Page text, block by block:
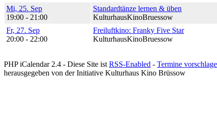
Mi, 25. Sep
19:00 - 21:00
Standardtänze lernen & üben
KulturhausKinoBruessow
Fr, 27. Sep
20:00 - 22:00
Freiluftkino: Franky Five Star
KulturhausKinoBruessow
PHP iCalendar 2.4 - Diese Site ist RSS-Enabled - Termine
herausgegeben von der Initiative Kulturhaus Kino Brüssow